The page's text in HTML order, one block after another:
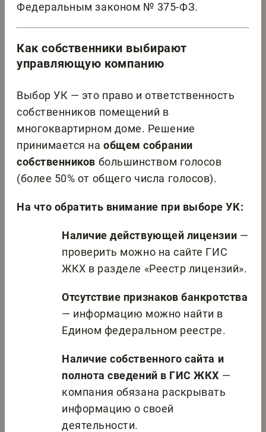
Федеральным законом № 375-ФЗ.
Как собственники выбирают
управляющую компанию
Выбор УК — это право и ответственность
собственников помещений в
многоквартирном доме. Решение
принимается наобщем собрании
собственников большинством голосов
(более 50% от общего числа голосов).
На что обратить внимание при выборе УК:
Наличие действующей лицензии —
проверить можно на сайте ГИС
ЖКХ в разделе «Реестр лицензий».
Отсутствие признаков банкротства
— информацию можно найти в
Едином федеральном реестре.
Наличие собственного сайта и
полнота сведений в ГИС ЖКХ —
компания обязана раскрывать
информацию о своей
деятельности.